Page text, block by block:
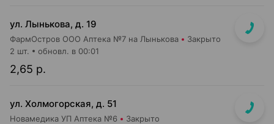
ул. Лынькова, д. 19
ФармОстров ООО Аптека №7 на Лынькова Закрыто
2,65 р.
2 шт. обновл. в 00:01
ул. Холмогорская, д. 51
Новамедика УП Аптека №6 Закрыто